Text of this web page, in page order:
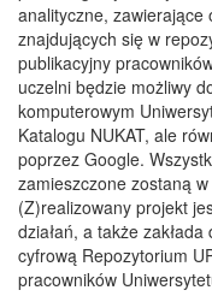
analityczne, zawierające
znajdujących się w
publikacyjny
uczelni będzie możliwy
komputerowym
Katalogu NUKAT, ale
poprzez Google.
zamieszczone zostaną
(Z)realizowany projekt
działań, a także
cyfrową Repozytorium
pracowników